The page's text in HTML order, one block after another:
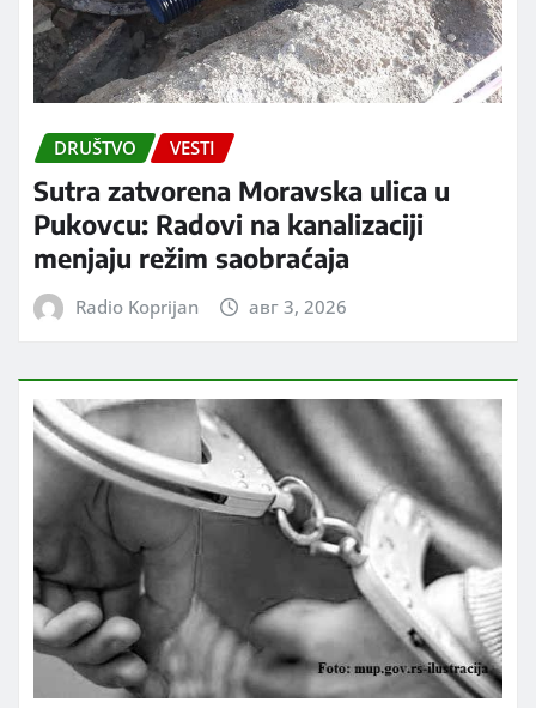
DRUŠTVO VESTI
Sutra zatvorena Moravska ulica u
Pukovcu: Radovi na kanalizaciji
menjaju režim saobraćaja
Radio Koprijan авг 3, 2026